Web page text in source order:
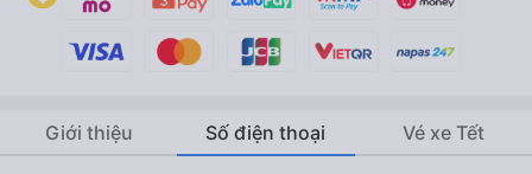
Giới thiệu Số điện thoại Vé xe Tết